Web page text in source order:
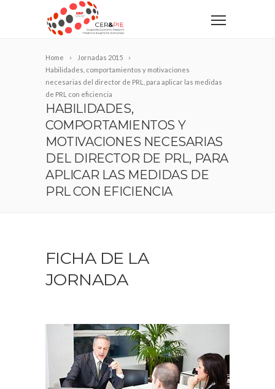
Home
Jornadas 2015
Habilidades, comportamientos y motivaciones
necesarias del director de PRL, para aplicar las medidas
de PRL con eficiencia
HABILIDADES,
COMPORTAMIENTOS Y
MOTIVACIONES NECESARIAS
DEL DIRECTOR DE PRL, PARA
APLICAR LAS MEDIDAS DE
PRL CON EFICIENCIA
FICHA DE LA
JORNADA